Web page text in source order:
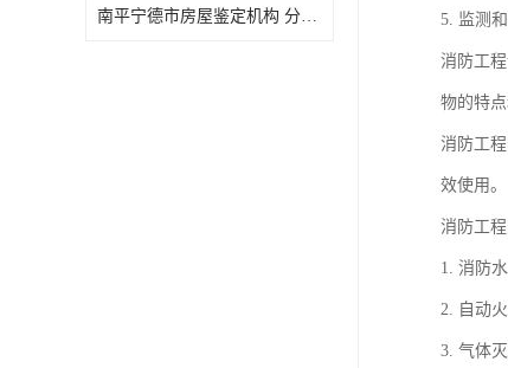
南平宁德市房屋鉴定机构 分析准确度高 可及时反馈数据结果 5. 监测
消防工
物的特
消防工
效使用。
消防工
1. 消防
2. 自动
3. 气体